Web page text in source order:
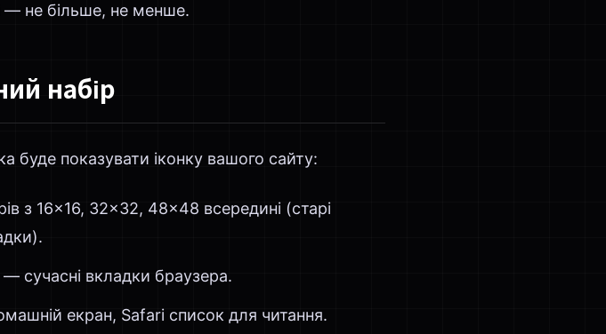
— не більше, не менше.
набір
буде показувати іконку вашого сайту:
з 16×16, 32×32, 48×48 всередині (старі
— сучасні вкладки браузера.
екран, Safari список для читання.